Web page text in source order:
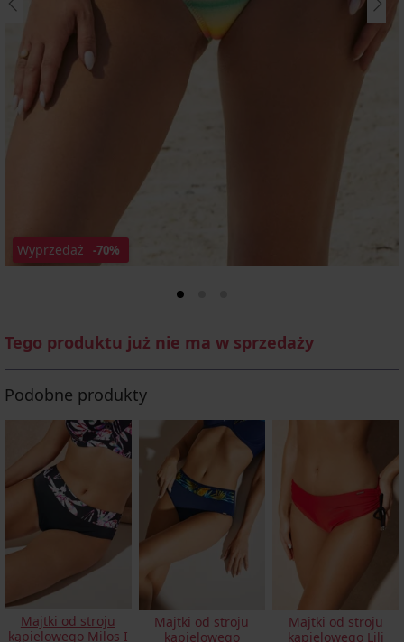
Wyprzedaż -70%
Tego produktu już nie ma w sprzedaży
Podobne produkty
Majtki od stroju
kąpielowego Milos I
Majtki od stroju
kąpielowego
Majtki od stroju
kąpielowego Lili